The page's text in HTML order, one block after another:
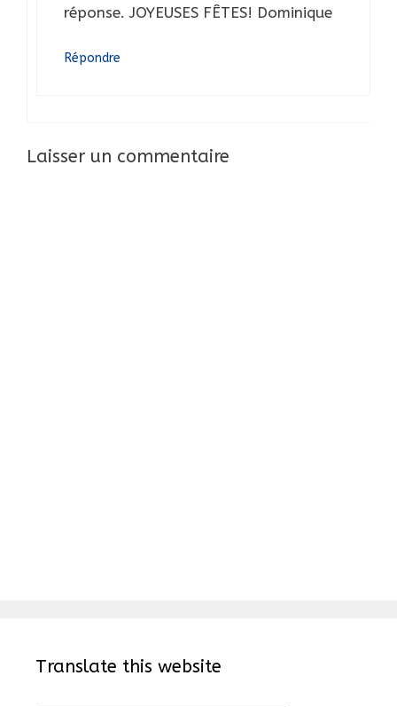
réponse. JOYEUSES FÊTES! Dominique
Répondre
Laisser un commentaire
Translate this website